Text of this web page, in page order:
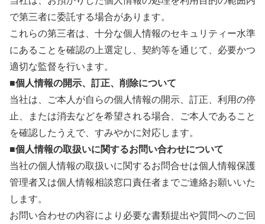
で第三者に委託する場合があります。
これらの第三者は、十分な個人情報のセキュリティー水準
にあることを確認の上選定し、契約等を通じて、必要かつ
適切な監督を行います。
■個人情報の開示、訂正、削除について
当社は、ご本人が自らの個人情報の開示、訂正、利用の停
止、または消去などを希望される場合、ご本人であること
を確認したうえで、すみやかに対応します。
■個人情報の取扱いに関するお問い合わせについて
当社の個人情報の取扱いに関するお問合せは個人情報保護
管理者又は個人情報相談窓口責任者までご連絡お願いいた
します。
お問い合わせの内容により必要な書類提出や質問へのご回